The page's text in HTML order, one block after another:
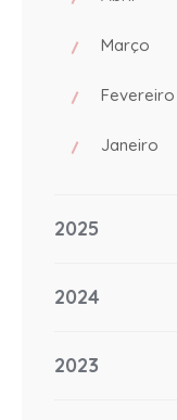
Março
Fevereiro
Janeiro
2025
2024
2023